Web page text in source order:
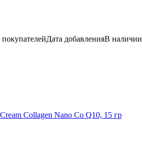
покупателейДата добавленияВ наличии